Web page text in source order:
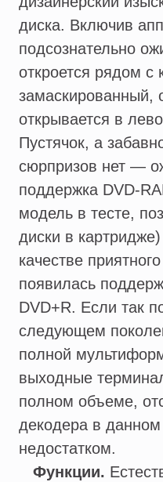
диска. Включив
подсознательно
откроется рядом с
замаскированный,
открывается в
Пустячок, а
сюрпризов нет —
поддержка DVD-
модель в тесте,
диски в
качестве
появилась
DVD+R. Если так
следующем
полной
выходные
полном объеме,
декодера в
недостатком.
Функции.